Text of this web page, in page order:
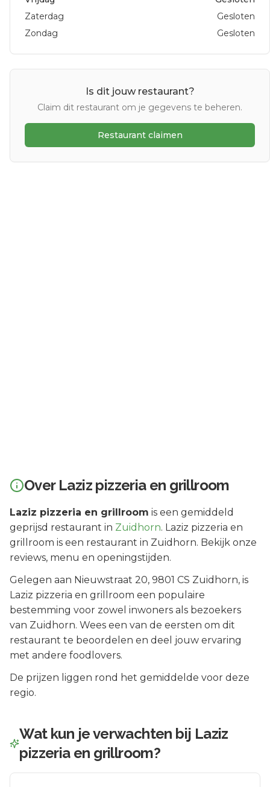
Zaterdag
Gesloten
Zondag
Gesloten
Is dit jouw restaurant?
Claim dit restaurant om je gegevens te beheren.
Restaurant claimen
Over Laziz pizzeria en grillroom
Laziz pizzeria en grillroom is een gemiddeld
geprijsd restaurant in Zuidhorn. Laziz pizzeria en
grillroom is een restaurant in Zuidhorn. Bekijk onze
reviews, menu en openingstijden.
Gelegen aan Nieuwstraat 20, 9801 CS Zuidhorn, is
Laziz pizzeria en grillroom een populaire
bestemming voor zowel inwoners als bezoekers
van Zuidhorn. Wees een van de eersten om dit
restaurant te beoordelen en deel jouw ervaring
met andere foodlovers.
De prijzen liggen rond het gemiddelde voor deze
regio.
Wat kun je verwachten bij Laziz
pizzeria en grillroom?